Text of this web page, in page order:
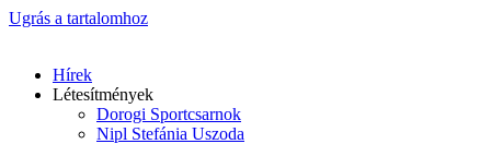
Ugrás a tartalomhoz
Hírek
Létesítmények
Dorogi Sportcsarnok
Nipl Stefánia Uszoda